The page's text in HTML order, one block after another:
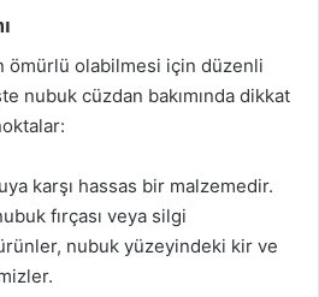
ömürlü olabilmesi için düzenli
nubuk cüzdan bakımında dikkat
karşı hassas bir malzemedir.
fırçası veya silgi
ürünler, nubuk yüzeyindeki kir ve